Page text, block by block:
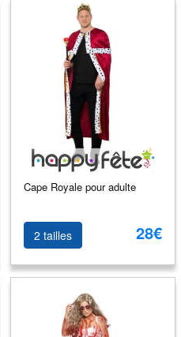
Cape Royale pour adulte
2 tailles 28€